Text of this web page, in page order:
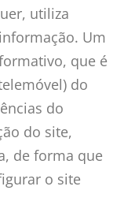
utiliza
Um
que é
do
do
do site,
de forma que
o site